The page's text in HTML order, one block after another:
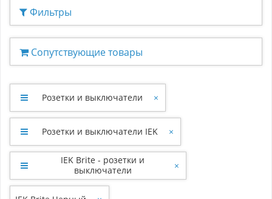
Фильтры
Сопутствующие товары
Розетки и выключатели ×
Розетки и выключатели IEK ×
IEK Brite - розетки и
выключатели
×